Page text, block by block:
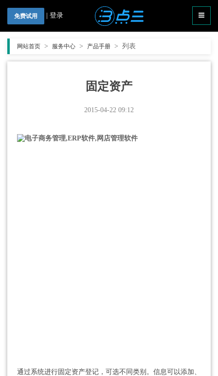
免费试用 登录
网站首页 > 服务中心 > 产品手册 > 列表
固定资产
2015-04-22 09:12
通过系统进行固定资产登记，可选不同类别。信息可以添加、